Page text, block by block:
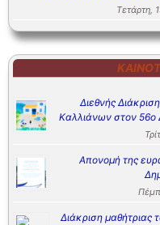
Τετάρτη,
Διεθνής
Καλλιάνων στον 56ο
Απονομή της
Διάκριση μαθήτριας